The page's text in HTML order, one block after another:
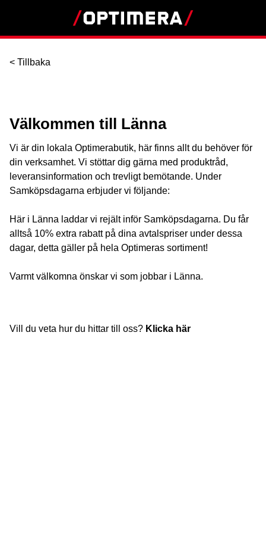
< Tillbaka
Välkommen till Länna
Vi är din lokala Optimerabutik, här finns allt du behöver för
din verksamhet. Vi stöttar dig gärna med produktråd,
leveransinformation och trevligt bemötande. Under
Samköpsdagarna erbjuder vi följande:
Här i Länna laddar vi rejält inför Samköpsdagarna. Du får
alltså 10% extra rabatt på dina avtalspriser under dessa
dagar, detta gäller på hela Optimeras sortiment!
Varmt välkomna önskar vi som jobbar i Länna.
Vill du veta hur du hittar till oss? Klicka här